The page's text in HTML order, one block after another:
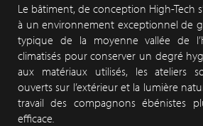
Le bâtiment, de conception High-Tech
à un environnement exceptionnel de
typique de la moyenne vallée de
climatisés pour conserver un degré
aux matériaux utilisés, les ateliers
ouverts sur l’extérieur et la lumière
travail des compagnons ébénistes
efficace